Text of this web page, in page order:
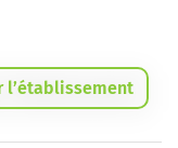
l’établissement